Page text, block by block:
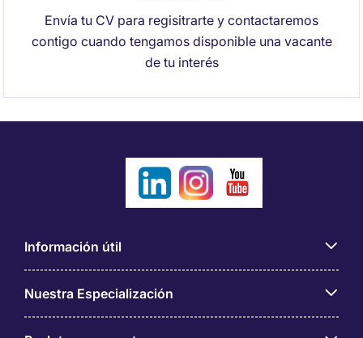
Envía tu CV para regisitrarte y contactaremos
contigo cuando tengamos disponible una vacante
de tu interés
Información útil
Nuestra Especialización